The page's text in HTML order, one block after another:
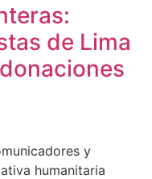
de Lima
y
humanitaria